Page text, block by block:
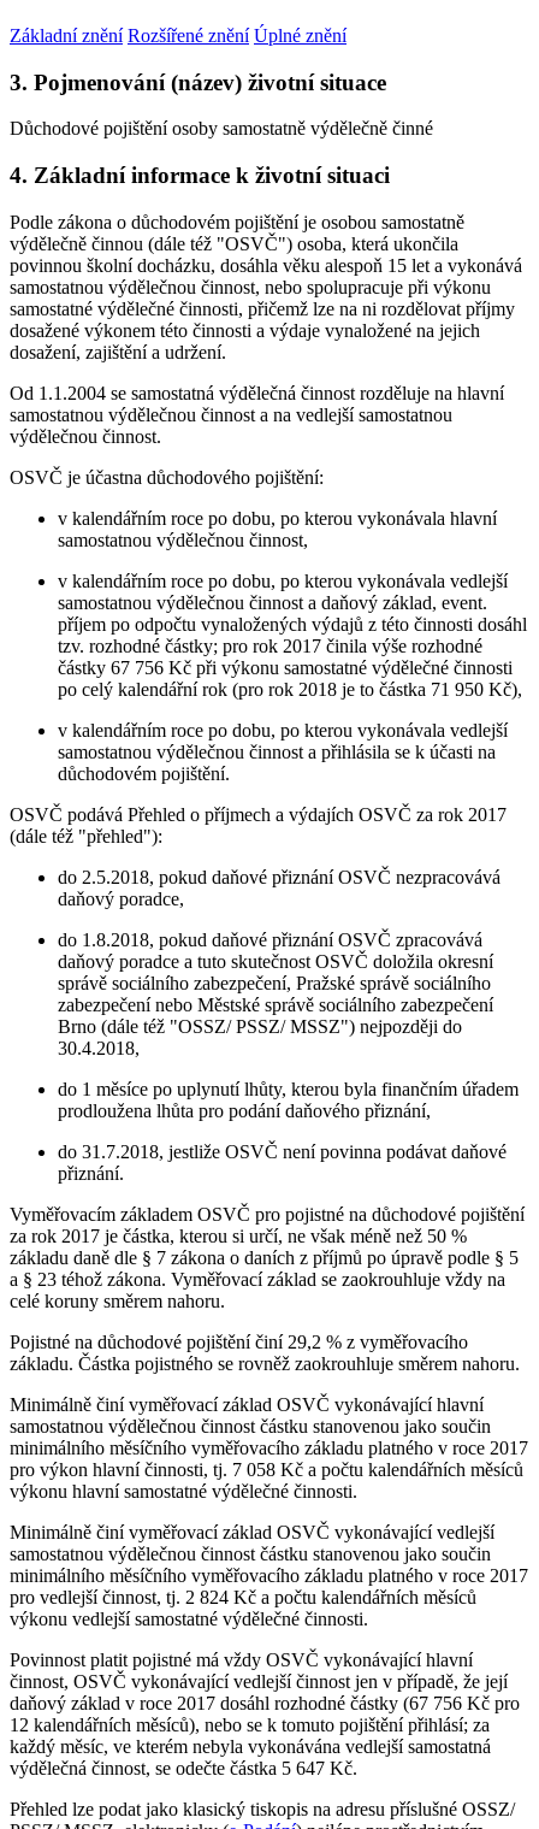
Základní znění Rozšířené znění Úplné znění
3. Pojmenování (název) životní situace
Důchodové pojištění osoby samostatně výdělečně činné
4. Základní informace k životní situaci
Podle zákona o důchodovém pojištění je osobou samostatně
výdělečně činnou (dále též "OSVČ") osoba, která ukončila
povinnou školní docházku, dosáhla věku alespoň 15 let a vykonává
samostatnou výdělečnou činnost, nebo spolupracuje při výkonu
samostatné výdělečné činnosti, přičemž lze na ni rozdělovat příjmy
dosažené výkonem této činnosti a výdaje vynaložené na jejich
dosažení, zajištění a udržení.
Od 1.1.2004 se samostatná výdělečná činnost rozděluje na hlavní
samostatnou výdělečnou činnost a na vedlejší samostatnou
výdělečnou činnost.
OSVČ je účastna důchodového pojištění:
v kalendářním roce po dobu, po kterou vykonávala hlavní
samostatnou výdělečnou činnost,
v kalendářním roce po dobu, po kterou vykonávala vedlejší
samostatnou výdělečnou činnost a daňový základ, event.
příjem po odpočtu vynaložených výdajů z této činnosti dosáhl
tzv. rozhodné částky; pro rok 2017 činila výše rozhodné
částky 67 756 Kč při výkonu samostatné výdělečné činnosti
po celý kalendářní rok (pro rok 2018 je to částka 71 950 Kč),
v kalendářním roce po dobu, po kterou vykonávala vedlejší
samostatnou výdělečnou činnost a přihlásila se k účasti na
důchodovém pojištění.
OSVČ podává Přehled o příjmech a výdajích OSVČ za rok 2017
(dále též "přehled"):
do 2.5.2018, pokud daňové přiznání OSVČ nezpracovává
daňový poradce,
do 1.8.2018, pokud daňové přiznání OSVČ zpracovává
daňový poradce a tuto skutečnost OSVČ doložila okresní
správě sociálního zabezpečení, Pražské správě sociálního
zabezpečení nebo Městské správě sociálního zabezpečení
Brno (dále též "OSSZ/ PSSZ/ MSSZ") nejpozději do
30.4.2018,
do 1 měsíce po uplynutí lhůty, kterou byla finančním úřadem
prodloužena lhůta pro podání daňového přiznání,
do 31.7.2018, jestliže OSVČ není povinna podávat daňové
přiznání.
Vyměřovacím základem OSVČ pro pojistné na důchodové pojištění
za rok 2017 je částka, kterou si určí, ne však méně než 50 %
základu daně dle § 7 zákona o daních z příjmů po úpravě podle § 5
a § 23 téhož zákona. Vyměřovací základ se zaokrouhluje vždy na
celé koruny směrem nahoru.
Pojistné na důchodové pojištění činí 29,2 % z vyměřovacího
základu. Částka pojistného se rovněž zaokrouhluje směrem nahoru.
Minimálně činí vyměřovací základ OSVČ vykonávající hlavní
samostatnou výdělečnou činnost částku stanovenou jako součin
minimálního měsíčního vyměřovacího základu platného v roce 2017
pro výkon hlavní činnosti, tj. 7 058 Kč a počtu kalendářních měsíců
výkonu hlavní samostatné výdělečné činnosti.
Minimálně činí vyměřovací základ OSVČ vykonávající vedlejší
samostatnou výdělečnou činnost částku stanovenou jako součin
minimálního měsíčního vyměřovacího základu platného v roce 2017
pro vedlejší činnost, tj. 2 824 Kč a počtu kalendářních měsíců
výkonu vedlejší samostatné výdělečné činnosti.
Povinnost platit pojistné má vždy OSVČ vykonávající hlavní
činnost, OSVČ vykonávající vedlejší činnost jen v případě, že její
daňový základ v roce 2017 dosáhl rozhodné částky (67 756 Kč pro
12 kalendářních měsíců), nebo se k tomuto pojištění přihlásí; za
každý měsíc, ve kterém nebyla vykonávána vedlejší samostatná
výdělečná činnost, se odečte částka 5 647 Kč.
Přehled lze podat jako klasický tiskopis na adresu příslušné OSSZ/